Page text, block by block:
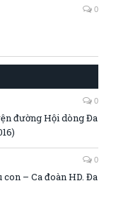
0
0
đường Hội dòng Đa
0
– Ca đoàn HD. Đa